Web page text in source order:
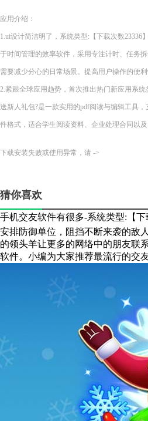
应用介绍：
1.ui设计简洁明了，系统类型:【下载次数23336
于时间管理的效率软件，采用专注计时、任务
需要减少分心的日常场景。提高用户操作的便利
2.紧跟全球应用趋势，首次推出热门新应用系统
送新人礼包?是一款实用的pdf阅读与编辑工具
件格式，适合学生阅读资料、企业处理合同以及
下载安装失败或使用异常，请 ->
猜你喜欢
手机交友软件有很多-系统类型:【
安排防御单位，阻挡不断来袭的敌
的领头羊让更多的网络中的朋友联
软件。小编为大家推荐最流行的交